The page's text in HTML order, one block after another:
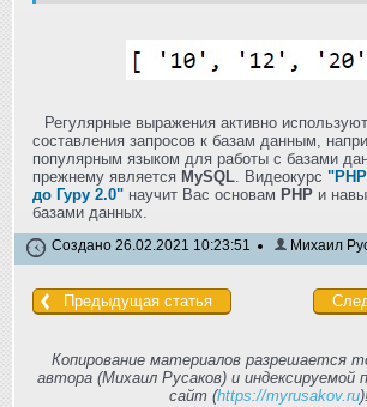
Регулярные выражения активно
составления запросов к базам данным,
популярным языком для работы с базами
прежнему является MySQL. Видеокурс
до Гуру 2.0" научит Вас основам PHP и
базами данных.
Создано 26.02.2021 10:23:51 Михаил
Предыдущая статья
Копирование материалов разрешается
автора (Михаил Русаков) и индексируемой
сайт (https://myrusakov.ru